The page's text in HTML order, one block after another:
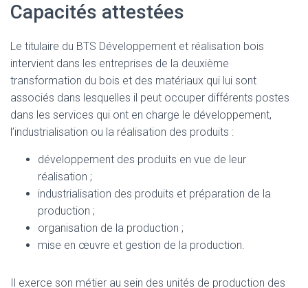
Capacités attestées
Le titulaire du BTS Développement et réalisation bois
intervient dans les entreprises de la deuxième
transformation du bois et des matériaux qui lui sont
associés dans lesquelles il peut occuper différents postes
dans les services qui ont en charge le développement,
l’industrialisation ou la réalisation des produits :
développement des produits en vue de leur
réalisation ;
industrialisation des produits et préparation de la
production ;
organisation de la production ;
mise en œuvre et gestion de la production.
Il exerce son métier au sein des unités de production des